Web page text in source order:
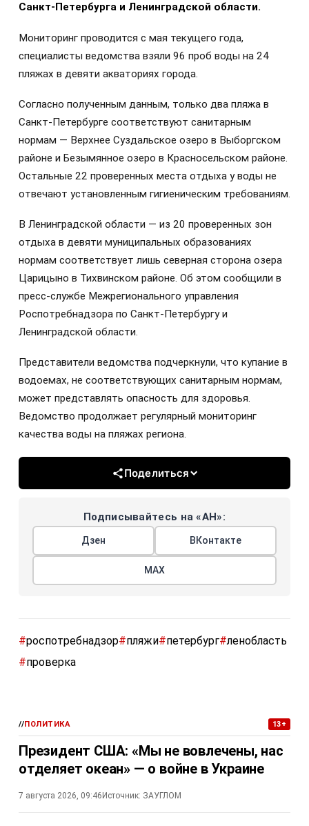
Санкт-Петербурга и Ленинградской области.
Мониторинг проводится с мая текущего года,
специалисты ведомства взяли 96 проб воды на 24
пляжах в девяти акваториях города.
Согласно полученным данным, только два пляжа в
Санкт-Петербурге соответствуют санитарным
нормам — Верхнее Суздальское озеро в Выборгском
районе и Безымянное озеро в Красносельском районе.
Остальные 22 проверенных места отдыха у воды не
отвечают установленным гигиеническим требованиям.
В Ленинградской области — из 20 проверенных зон
отдыха в девяти муниципальных образованиях
нормам соответствует лишь северная сторона озера
Царицыно в Тихвинском районе. Об этом сообщили в
пресс-службе Межрегионального управления
Роспотребнадзора по Санкт-Петербургу и
Ленинградской области.
Представители ведомства подчеркнули, что купание в
водоемах, не соответствующих санитарным нормам,
может представлять опасность для здоровья.
Ведомство продолжает регулярный мониторинг
качества воды на пляжах региона.
Поделиться
Подписывайтесь на «АН»:
Дзен ВКонтакте
МАХ
#роспотребнадзор#пляжи#петербург#ленобласть
#проверка
//ПОЛИТИКА 13+
Президент США: «Мы не вовлечены, нас
отделяет океан» — о войне в Украине
7 августа 2026, 09:46 Источник: ЗАУГЛОМ